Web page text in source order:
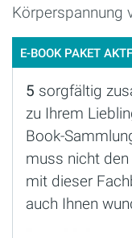
Körperspannung
E-BOOK PAKET
5 sorgfältig
zu Ihrem
Book-
muss nicht
mit dieser
auch Ihnen